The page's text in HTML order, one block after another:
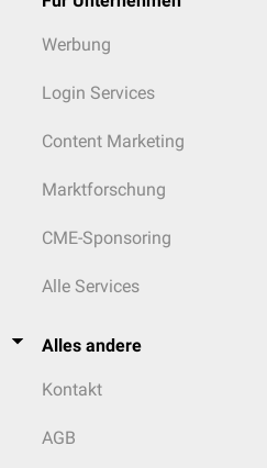
Werbung
Login Services
Content Marketing
Marktforschung
CME-Sponsoring
Alle Services
Alles andere
Kontakt
AGB